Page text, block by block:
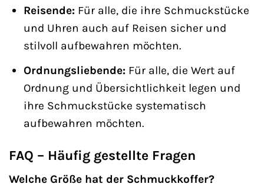
Reisende:Für alle, die ihre Schmuckstücke
und Uhren auch auf Reisen sicher und
stilvoll aufbewahren möchten.
Ordnungsliebende:Für alle, die Wert auf
Ordnung und Übersichtlichkeit legen und
ihre Schmuckstücke systematisch
aufbewahren möchten.
FAQ – Häufig gestellte Fragen
Welche Größe hat der Schmuckkoffer?